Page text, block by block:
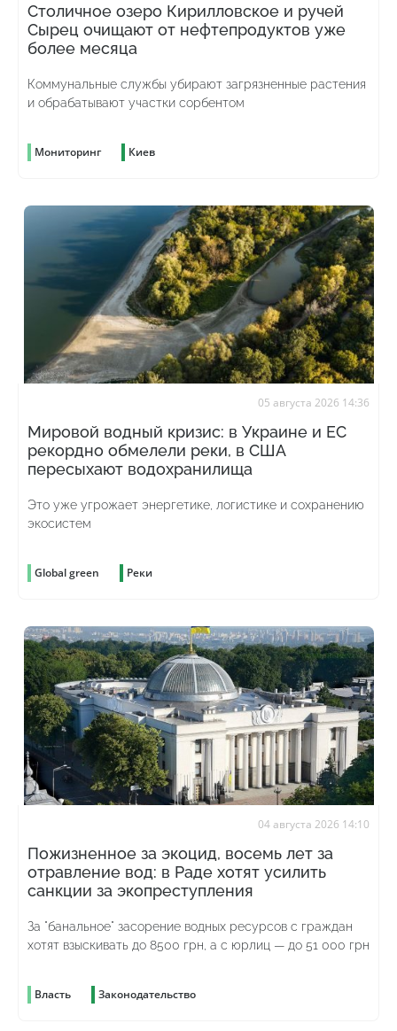
Столичное озеро Кирилловское и ручей
Сырец очищают от нефтепродуктов уже
более месяца
Коммунальные службы убирают загрязненные растения
и обрабатывают участки сорбентом
Мониторинг Киев
05 августа 2026 14:36
Мировой водный кризис: в Украине и ЕС
рекордно обмелели реки, в США
пересыхают водохранилища
Это уже угрожает энергетике, логистике и сохранению
экосистем
Global green Реки
04 августа 2026 14:10
Пожизненное за экоцид, восемь лет за
отравление вод: в Раде хотят усилить
санкции за экопреступления
За "банальное" засорение водных ресурсов с граждан
хотят взыскивать до 8500 грн, а с юрлиц — до 51 000 грн
Власть Законодательство